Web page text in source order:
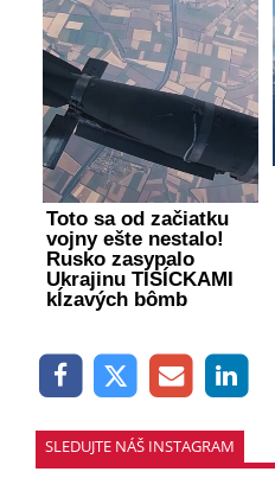
Toto sa od začiatku
vojny ešte nestalo!
Rusko zasypalo
Ukrajinu TISÍCKAMI
kĺzavých bômb
SLEDUJTE NÁŠ INSTAGRAM